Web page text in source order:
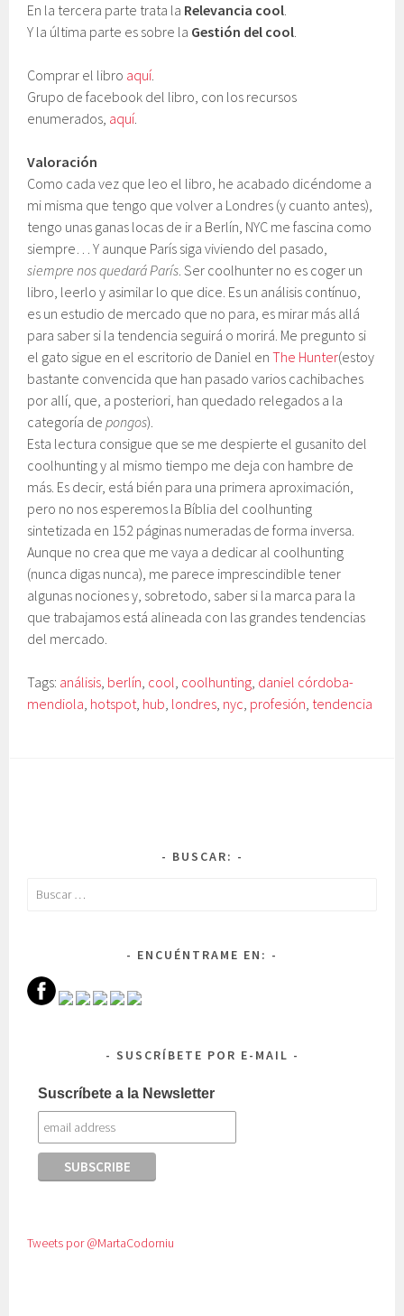
En la tercera parte trata la Relevancia cool.
Y la última parte es sobre la Gestión del cool.
Comprar el libro aquí.
Grupo de facebook del libro, con los recursos
enumerados, aquí.
Valoración
Como cada vez que leo el libro, he acabado dicéndome a
mi misma que tengo que volver a Londres (y cuanto antes),
tengo unas ganas locas de ir a Berlín, NYC me fascina como
siempre… Y aunque París siga viviendo del pasado,
siempre nos quedará París. Ser coolhunter no es coger un
libro, leerlo y asimilar lo que dice. Es un análisis contínuo,
es un estudio de mercado que no para, es mirar más allá
para saber si la tendencia seguirá o morirá. Me pregunto si
el gato sigue en el escritorio de Daniel enThe Hunter(estoy
bastante convencida que han pasado varios cachibaches
por allí, que, a posteriori, han quedado relegados a la
categoría depongos).
Esta lectura consigue que se me despierte el gusanito del
coolhunting y al mismo tiempo me deja con hambre de
más. Es decir, está bién para una primera aproximación,
pero no nos esperemos la Bíblia del coolhunting
sintetizada en 152 páginas numeradas de forma inversa.
Aunque no crea que me vaya a dedicar al coolhunting
(nunca digas nunca), me parece imprescindible tener
algunas nociones y, sobretodo, saber si la marca para la
que trabajamos está alineada con las grandes tendencias
del mercado.
Tags: análisis, berlín, cool, coolhunting, daniel córdoba-
mendiola, hotspot, hub, londres, nyc, profesión, tendencia
BUSCAR:
Buscar:
ENCUÉNTRAME EN:
SUSCRÍBETE POR E-MAIL
Suscríbete a la Newsletter
Tweets por @MartaCodorniu